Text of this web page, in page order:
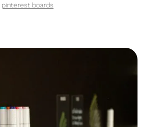
pinterest boards